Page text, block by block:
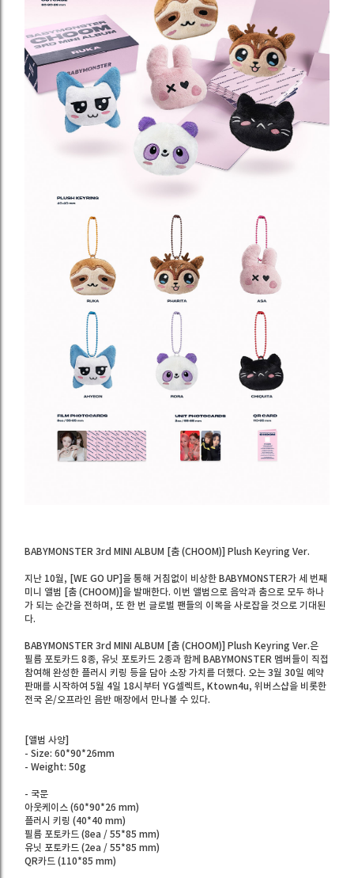
BABYMONSTER 3rd MINI ALBUM [춤 (CHOOM)] Plush Keyring Ver.
지난 10월, [WE GO UP]을 통해 거침없이 비상한 BABYMONSTER가 세 번째
미니 앨범 [춤 (CHOOM)]을 발매한다. 이번 앨범으로 음악과 춤으로 모두 하나
가 되는 순간을 전하며, 또 한 번 글로벌 팬들의 이목을 사로잡을 것으로 기대된
다.
BABYMONSTER 3rd MINI ALBUM [춤 (CHOOM)] Plush Keyring Ver.은
필름 포토카드 8종, 유닛 포토카드 2종과 함께 BABYMONSTER 멤버들이 직접
참여해 완성한 플러시 키링 등을 담아 소장 가치를 더했다. 오는 3월 30일 예약
판매를 시작하여 5월 4일 18시부터 YG셀렉트, Ktown4u, 위버스샵을 비롯한
전국 온/오프라인 음반 매장에서 만나볼 수 있다.
[앨범 사양]
- Size: 60*90*26mm
- Weight: 50g
- 국문
아웃케이스 (60*90*26 mm)
플러시 키링 (40*40 mm)
필름 포토카드 (8ea / 55*85 mm)
유닛 포토카드 (2ea / 55*85 mm)
QR카드 (110*85 mm)